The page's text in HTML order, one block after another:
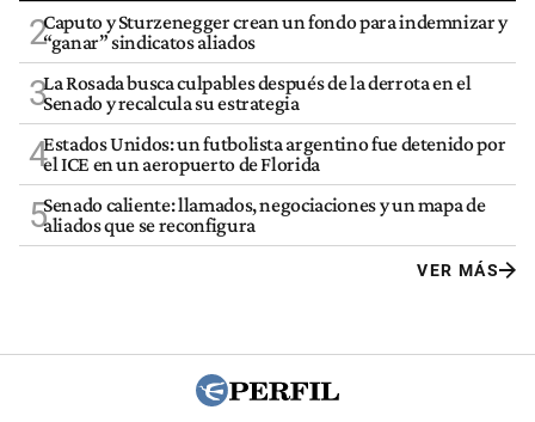
2Caputo y Sturzenegger crean un fondo para indemnizar y
“ganar” sindicatos aliados
3La Rosada busca culpables después de la derrota en el
Senado y recalcula su estrategia
4Estados Unidos: un futbolista argentino fue detenido por
el ICE en un aeropuerto de Florida
5Senado caliente: llamados, negociaciones y un mapa de
aliados que se reconfigura
VER MÁS